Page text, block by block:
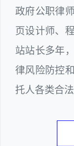
政府公职律
页设计师、
站站长多年
律风险防控
托人各类合法